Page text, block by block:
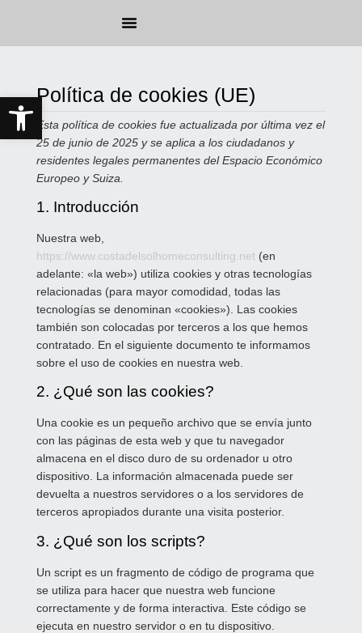
Política de cookies (UE)
Esta política de cookies fue actualizada por última vez el
25 de junio de 2025 y se aplica a los ciudadanos y
residentes legales permanentes del Espacio Económico
Europeo y Suiza.
1. Introducción
Nuestra web,
https://www.costadelsolhomeconsulting.net (en
adelante: «la web») utiliza cookies y otras tecnologías
relacionadas (para mayor comodidad, todas las
tecnologías se denominan «cookies»). Las cookies
también son colocadas por terceros a los que hemos
contratado. En el siguiente documento te informamos
sobre el uso de cookies en nuestra web.
2. ¿Qué son las cookies?
Una cookie es un pequeño archivo que se envía junto
con las páginas de esta web y que tu navegador
almacena en el disco duro de su ordenador u otro
dispositivo. La información almacenada puede ser
devuelta a nuestros servidores o a los servidores de
terceros apropiados durante una visita posterior.
3. ¿Qué son los scripts?
Un script es un fragmento de código de programa que
se utiliza para hacer que nuestra web funcione
correctamente y de forma interactiva. Este código se
ejecuta en nuestro servidor o en tu dispositivo.
Abrir barra de herramientas